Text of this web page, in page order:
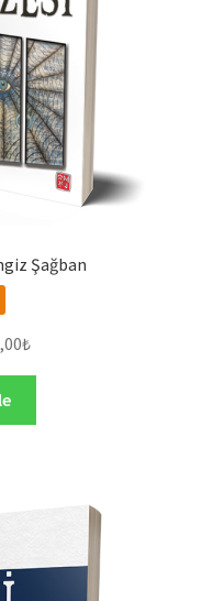
Şağban
₺Şu
andaki
116,00₺.